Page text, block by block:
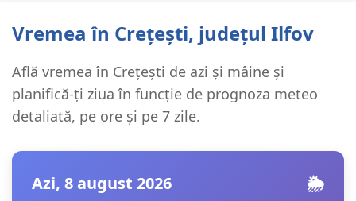
Vremea în Crețești, județul Ilfov
Află vremea în Crețești de azi și mâine și
planifică-ți ziua în funcție de prognoza meteo
detaliată, pe ore și pe 7 zile.
Azi, 8 august 2026 🌦️